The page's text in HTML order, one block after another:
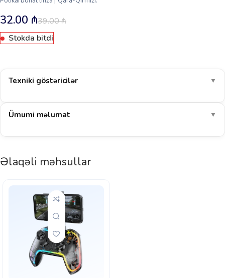
39.00₼
32.00 ₼
Stokda bitdi
Texniki göstəricilər ▼
Ümumi məlumat ▼
Əlaqəli məhsullar